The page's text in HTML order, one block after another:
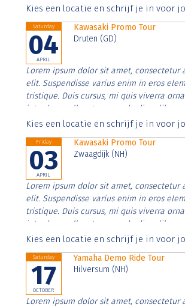
Aenean faucibus nibh et justo cursus id
Kies een locatie en schrijf je in voor
Saturday
04
APRIL
Kawasaki Promo Tour
Druten (GD)
Lorem ipsum dolor sit amet, consectetur
elit. Suspendisse varius enim in eros
tristique. Duis cursus, mi quis viverra
interdum nulla, ut commodo diam libero
Aenean faucibus nibh et justo cursus id
Kies een locatie en schrijf je in voor
Friday
03
APRIL
Kawasaki Promo Tour
Zwaagdijk (NH)
Lorem ipsum dolor sit amet, consectetur
elit. Suspendisse varius enim in eros
tristique. Duis cursus, mi quis viverra
interdum nulla, ut commodo diam libero
Aenean faucibus nibh et justo cursus id
Kies een locatie en schrijf je in voor
Saturday
17
OCTOBER
Yamaha Demo Ride Tour
Hilversum (NH)
Lorem ipsum dolor sit amet, consectetur